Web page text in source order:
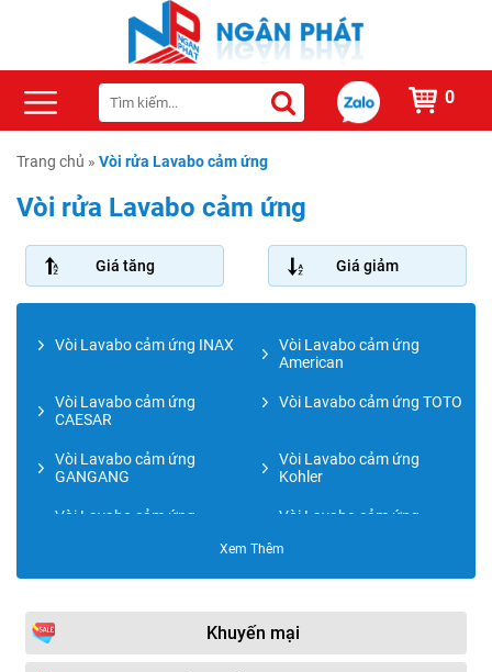
0
Trang chủ » Vòi rửa Lavabo cảm ứng
Vòi rửa Lavabo cảm ứng
Giá tăng Giá giảm
Vòi Lavabo cảm ứng INAX
Vòi Lavabo cảm ứng
American
Vòi Lavabo cảm ứng
CAESAR
Vòi Lavabo cảm ứng TOTO
Vòi Lavabo cảm ứng
GANGANG
Vòi Lavabo cảm ứng
Kohler
Vòi Lavabo cảm ứng
Vòi Lavabo cảm ứng
Vòi Lavabo cảm ứng Royal
Vòi Lavabo cảm ứng
Moonoah
Xem Thêm
Khuyến mại